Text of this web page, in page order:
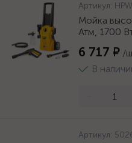
Артикул:
Мойка
Атм, 1700
6 717 ₽ /
В
Артикул: